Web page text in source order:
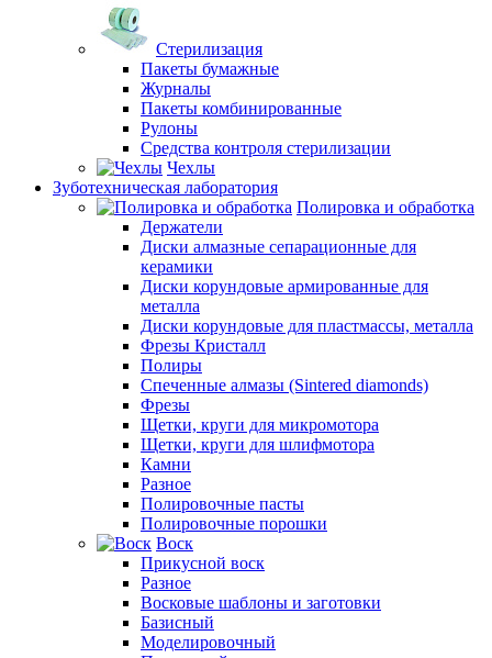
Стерилизация
Пакеты бумажные
Журналы
Пакеты комбинированные
Рулоны
Средства контроля стерилизации
Чехлы
Зуботехническая лаборатория
Полировка и обработка
Держатели
Диски алмазные сепарационные для
керамики
Диски корундовые армированные для
металла
Диски корундовые для пластмассы, металла
Фрезы Кристалл
Полиры
Спеченные алмазы (Sintered diamonds)
Фрезы
Щетки, круги для микромотора
Щетки, круги для шлифмотора
Камни
Разное
Полировочные пасты
Полировочные порошки
Воск
Прикусной воск
Разное
Восковые шаблоны и заготовки
Базисный
Моделировочный